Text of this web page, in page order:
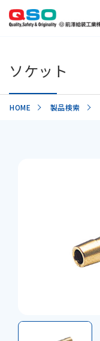
ソケット
HOME 製品検索